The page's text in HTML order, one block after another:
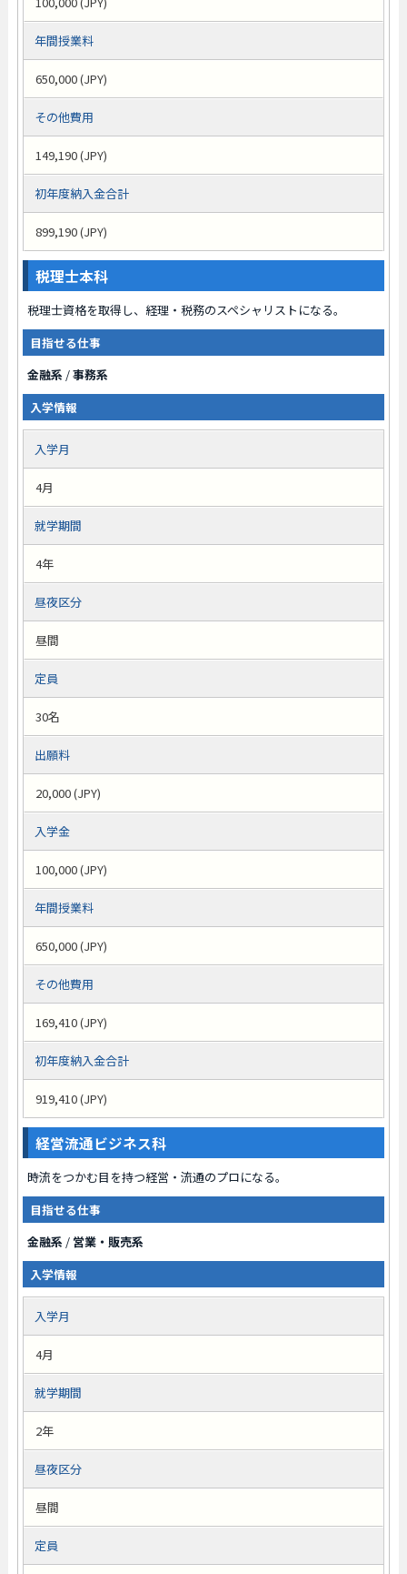
年間授業料
650,000 (JPY)
その他費用
149,190 (JPY)
初年度納入金合計
899,190 (JPY)
税理士本科
税理士資格を取得し、経理・税務のスペシャリストになる。
目指せる仕事
金融系/事務系
入学情報
入学月
4月
就学期間
4年
昼夜区分
昼間
定員
30名
出願料
20,000 (JPY)
入学金
100,000 (JPY)
年間授業料
650,000 (JPY)
その他費用
169,410 (JPY)
初年度納入金合計
919,410 (JPY)
経営流通ビジネス科
時流をつかむ目を持つ経営・流通のプロになる。
目指せる仕事
金融系/ 営業・販売系
入学情報
入学月
4月
就学期間
2年
昼夜区分
昼間
定員